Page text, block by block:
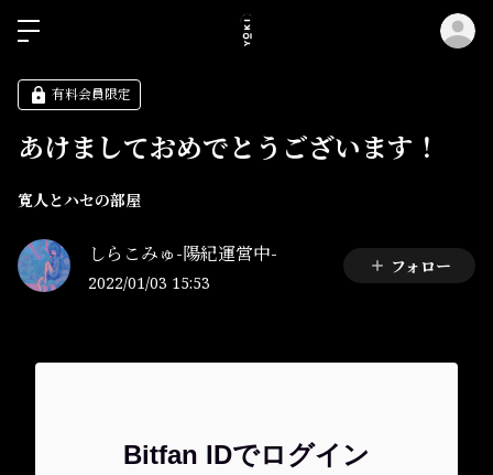
有料会員限定
あけましておめでとうございます！
寛人とハセの部屋
しらこみゅ-陽紀運営中-
2022/01/03 15:53
フォロー
Bitfan IDでログイン